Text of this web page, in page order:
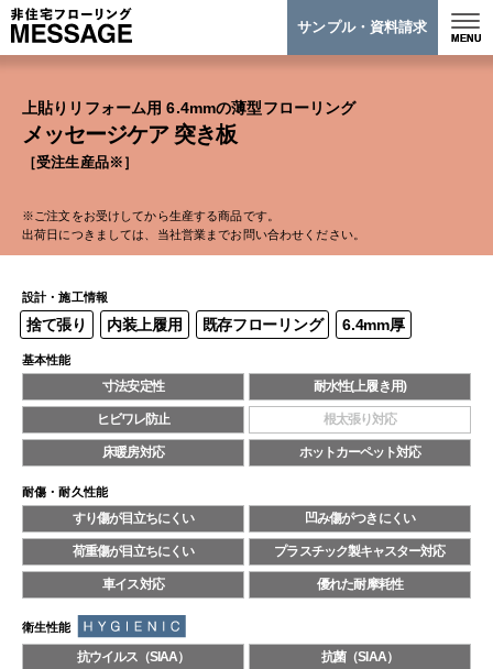
サンプル・資料請求
上貼りリフォーム用 6.4mmの薄型フローリング
メッセージケア 突き板
［受注生産品※］
※ご注文をお受けしてから生産する商品です。
出荷日につきましては、当社営業までお問い合わせください。
設計・施工情報
捨て張り 内装上履用 既存フローリング 6.4mm厚
基本性能
寸法安定性
耐水性(上履き用)
ヒビワレ防止 根太張り対応
床暖房対応 ホットカーペット対応
耐傷・耐久性能
すり傷が目立ちにくい
凹み傷がつきにくい
荷重傷が目立ちにくい プラスチック製キャスター対応
車イス対応 優れた耐摩耗性
衛生性能
抗ウイルス（SIAA） 抗菌（SIAA）